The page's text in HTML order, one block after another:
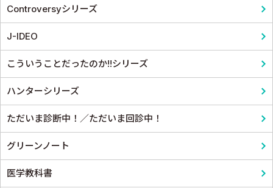
心電図・心音図・心エコー
Controversyシリーズ
J-IDEO
こういうことだったのか!!シリーズ
ハンターシリーズ
ただいま診断中！／ただいま回診中！
グリーンノート
医学教科書